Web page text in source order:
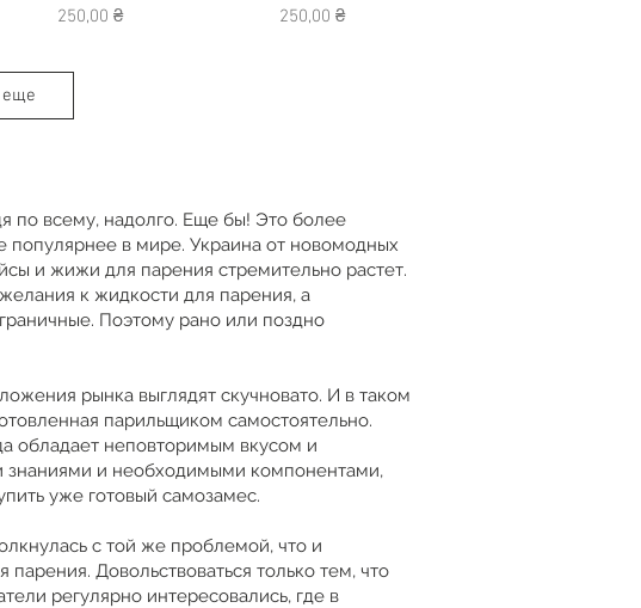
Цена
250,00 ₴
Цена
250,00 ₴
еще
по всему, надолго. Еще бы! Это более
популярнее в мире. Украина от новомодных
и жижи для парения стремительно растет.
к жидкости для парения, а
Поэтому рано или поздно
рынка выглядят скучновато. И в таком
парильщиком самостоятельно.
обладает неповторимым вкусом и
знаниями и необходимыми компонентами,
уже готовый самозамес.
с той же проблемой, что и
Довольствоваться только тем, что
регулярно интересовались, где в